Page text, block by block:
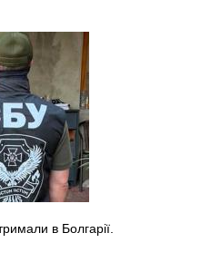
в Болгарії.